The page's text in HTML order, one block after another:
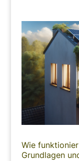
Wie
Grundlagen